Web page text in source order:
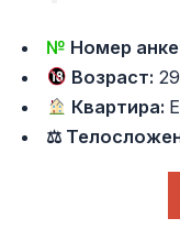
№ Номер
Возраст: 29
Квартира:
⚖